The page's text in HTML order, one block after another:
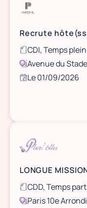
CDI, Temps plein
Le 01/09/2026
CDD, Temps
Paris 10e